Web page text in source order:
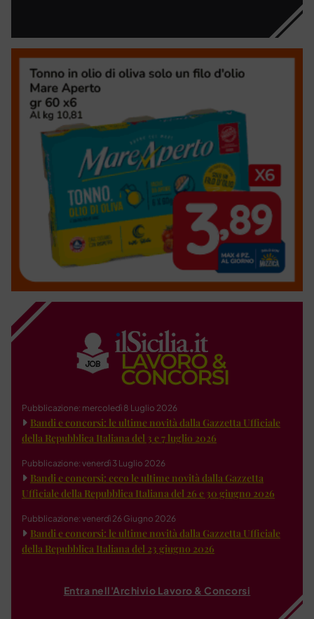
Pubblicazione: mercoledì 8 Luglio 2026
Bandi e concorsi: le ultime novità dalla Gazzetta Ufficiale
della Repubblica Italiana del 3 e 7 luglio 2026
Pubblicazione: venerdì 3 Luglio 2026
Bandi e concorsi: ecco le ultime novità dalla Gazzetta
Ufficiale della Repubblica Italiana del 26 e 30 giugno 2026
Pubblicazione: venerdì 26 Giugno 2026
Bandi e concorsi: le ultime novità dalla Gazzetta Ufficiale
della Repubblica Italiana del 23 giugno 2026
Entra nell'Archivio Lavoro & Concorsi